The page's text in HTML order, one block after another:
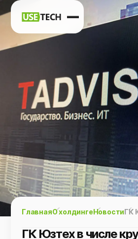
Контакты
h vk tg
ГлавнаяО холдингеНовости
ГК Юзтех в числе